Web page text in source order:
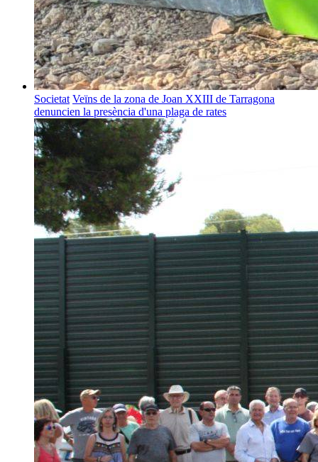
Societat Veïns de la zona de Joan XXIII de Tarragona
denuncien la presència d'una plaga de rates